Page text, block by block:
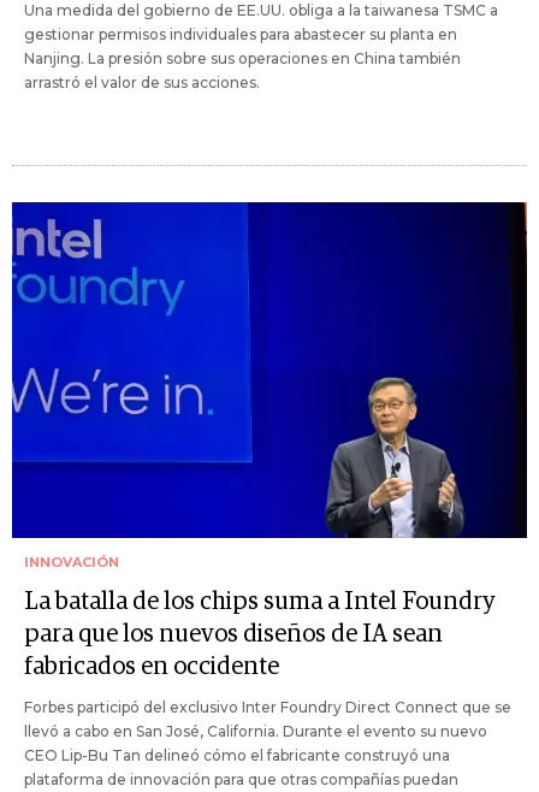
Una medida del gobierno de EE.UU. obliga a la taiwanesa TSMC a
gestionar permisos individuales para abastecer su planta en
Nanjing. La presión sobre sus operaciones en China también
arrastró el valor de sus acciones.
INNOVACIÓN
La batalla de los chips suma a Intel Foundry
para que los nuevos diseños de IA sean
fabricados en occidente
Forbes participó del exclusivo Inter Foundry Direct Connect que se
llevó a cabo en San José, California. Durante el evento su nuevo
CEO Lip-Bu Tan delineó cómo el fabricante construyó una
plataforma de innovación para que otras compañías puedan